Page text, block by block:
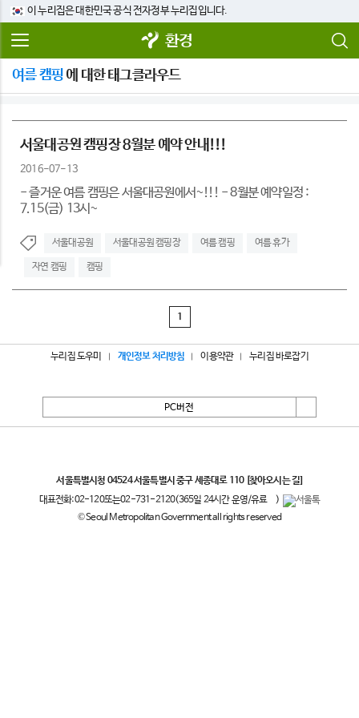
이 누리집은 대한민국 공식 전자정부 누리집입니다.
환경
여름 캠핑 에 대한 태그클라우드
서울대공원 캠핑장 8월분 예약 안내!!!
2016-07-13
- 즐거운 여름 캠핑은 서울대공원에서~!!! - 8월분 예약일정 :
7.15(금) 13시~
서울대공원 서울대공원 캠핑장 여름 캠핑 여름 휴가
자연 캠핑 캠핑
1
누리집 도우미 개인정보 처리방침 이용약관 누리집 바로잡기
PC버전
서울특별시청 04524 서울특별시 중구 세종대로 110 [찾아오시는 길]
대표전화:02-120또는02-731-2120(365일 24시간 운영/유료
)
© Seoul Metropolitan Government all rights reserved